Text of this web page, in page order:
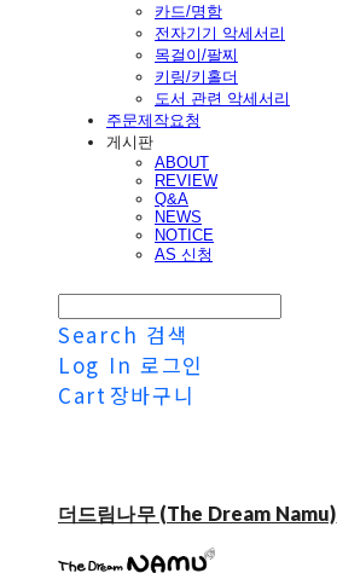
카드/명함
전자기기 악세서리
목걸이/팔찌
키링/키홀더
도서 관련 악세서리
주문제작요청
게시판
ABOUT
REVIEW
Q&A
NEWS
NOTICE
AS 신청
Search 검색
Log In 로그인
Cart 장바구니
더드림나무 (The Dream Namu)